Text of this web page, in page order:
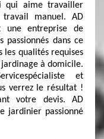
qui aime travailler
manuel. AD
une entreprise de
passionnés dans ce
les qualités requises
à domicile.
et
verrez le résultat !
votre devis. AD
jardinier passionné